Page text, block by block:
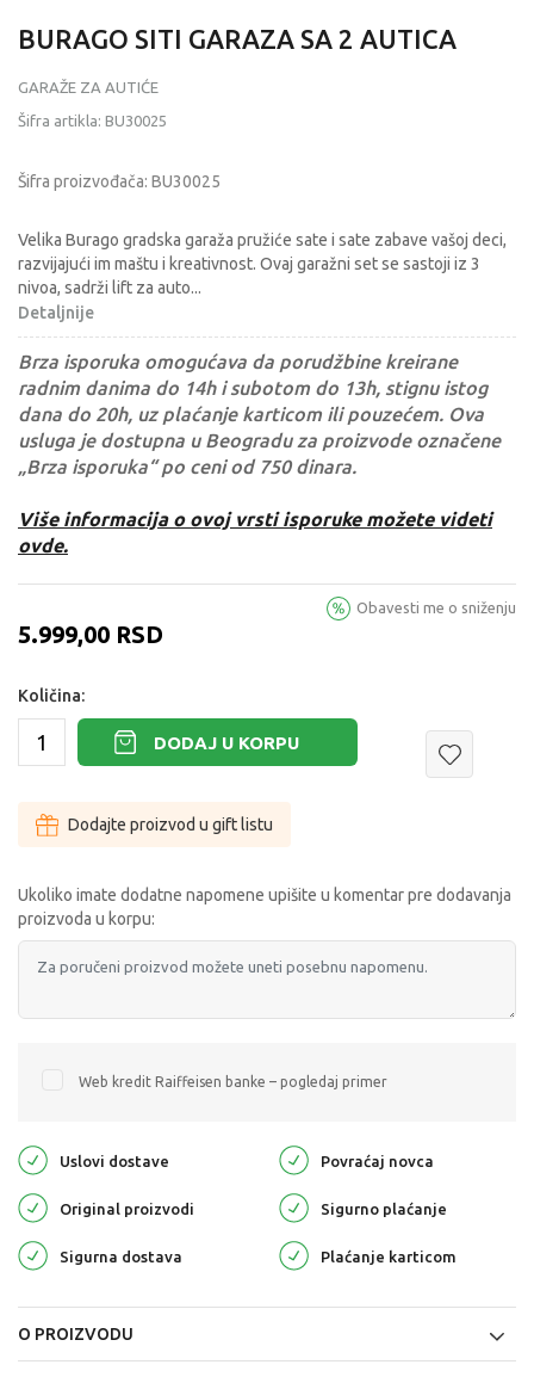
BURAGO SITI GARAZA SA 2 AUTICA
GARAŽE ZA AUTIĆE
Šifra artikla: BU30025
Šifra proizvođača: BU30025
Velika Burago gradska garaža pružiće sate i sate zabave vašoj deci,
razvijajući im maštu i kreativnost. Ovaj garažni set se sastoji iz 3
nivoa, sadrži lift za auto...
Detaljnije
Brza isporuka omogućava da porudžbine kreirane
radnim danima do 14h i subotom do 13h, stignu istog
dana do 20h, uz plaćanje karticom ili pouzećem. Ova
usluga je dostupna u Beogradu za proizvode označene
„Brza isporuka“ po ceni od 750 dinara.
Više informacija o ovoj vrsti isporuke možete videti
ovde.
5.999,00 RSD
Obavesti me o sniženju
Količina:
DODAJ U KORPU
Dodajte proizvod u gift listu
Ukoliko imate dodatne napomene upišite u komentar pre dodavanja
proizvoda u korpu:
Web kredit Raiffeisen banke – pogledaj primer
Uslovi dostave Povraćaj novca
Original proizvodi Sigurno plaćanje
Sigurna dostava Plaćanje karticom
O PROIZVODU